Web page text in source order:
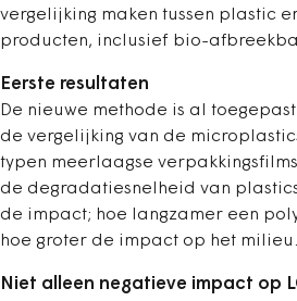
vergelijking maken tussen plastic
producten, inclusief bio-
Eerste resultaten
De nieuwe methode is al
de vergelijking van de
typen meerlaagse
de degradatiesnelheid van
de impact; hoe langzamer een
hoe groter de impact op het milieu.
Niet alleen negatieve impact op